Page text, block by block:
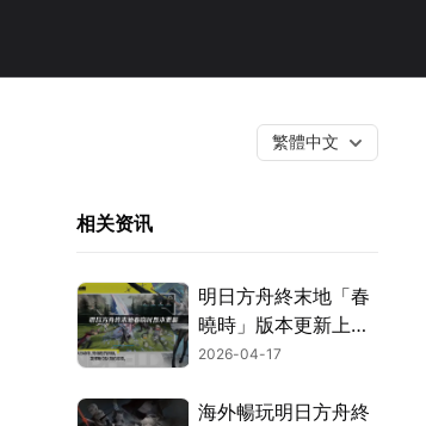
繁體中文
相关资讯
明日方舟終末地「春
曉時」版本更新上
線！完整內容與暢玩
2026-04-17
海外暢玩明日方舟終